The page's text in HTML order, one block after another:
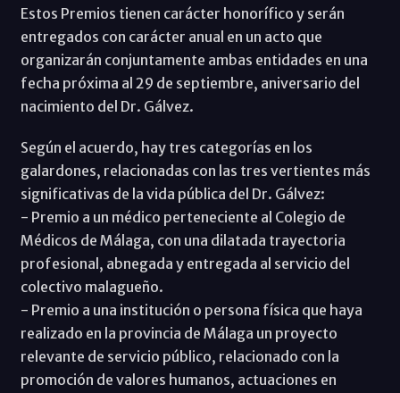
Estos Premios tienen carácter honorífico y serán
entregados con carácter anual en un acto que
organizarán conjuntamente ambas entidades en una
fecha próxima al 29 de septiembre, aniversario del
nacimiento del Dr. Gálvez.
Según el acuerdo, hay tres categorías en los
galardones, relacionadas con las tres vertientes más
significativas de la vida pública del Dr. Gálvez:
- Premio a un médico perteneciente al Colegio de
Médicos de Málaga, con una dilatada trayectoria
profesional, abnegada y entregada al servicio del
colectivo malagueño.
- Premio a una institución o persona física que haya
realizado en la provincia de Málaga un proyecto
relevante de servicio público, relacionado con la
promoción de valores humanos, actuaciones en